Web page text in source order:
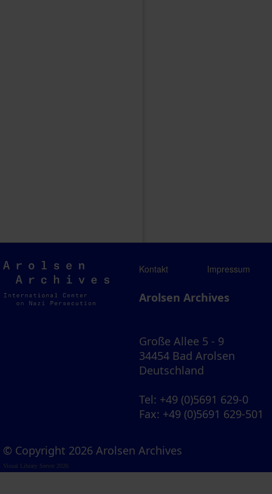
Arolsen
Archives
Kontakt Impressum
Arolsen Archives
Große Allee 5 - 9
34454 Bad Arolsen
Deutschland
Tel: +49 (0)5691 629-0
Fax: +49 (0)5691 629-501
© Copyright 2026 Arolsen Archives
Visual Library Server 2026